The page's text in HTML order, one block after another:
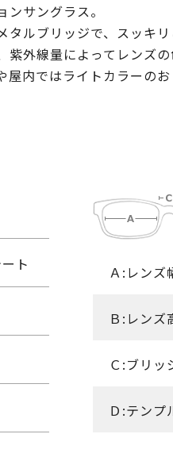
サングラス。
ルブリッジで、スッキリ
外線量によってレンズの
屋内ではライトカラーの
ト Ａ:レンズ
Ｂ:レンズ
Ｃ:ブリッ
Ｄ:テンプ